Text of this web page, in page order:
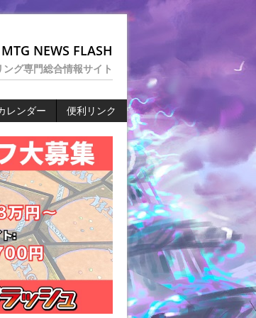
NEWS FLASH
グ専門総合情報サイト
レンダー 便利リンク